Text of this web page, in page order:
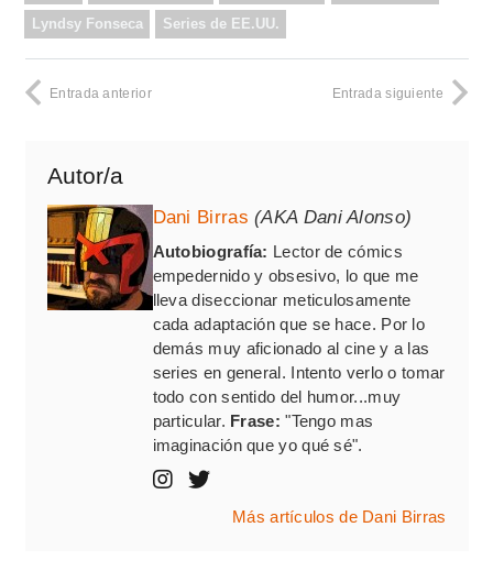
Lyndsy Fonseca Series de EE.UU.
Entrada anterior Entrada siguiente
Autor/a
Dani Birras (AKA Dani Alonso)
Autobiografía: Lector de cómics
empedernido y obsesivo, lo que me
lleva diseccionar meticulosamente
cada adaptación que se hace. Por lo
demás muy aficionado al cine y a las
series en general. Intento verlo o tomar
todo con sentido del humor...muy
particular. Frase: "Tengo mas
imaginación que yo qué sé".
Más artículos de Dani Birras